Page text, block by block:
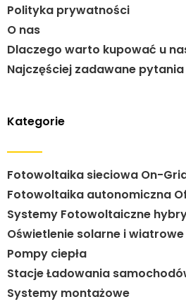
Polityka prywatności
O nas
Dlaczego warto kupować u
Najczęściej zadawane pytania
Kategorie
Fotowoltaika sieciowa On-
Fotowoltaika autonomiczna
Systemy Fotowoltaiczne
Oświetlenie solarne i wiatrowe
Pompy ciepła
Stacje Ładowania
Systemy montażowe